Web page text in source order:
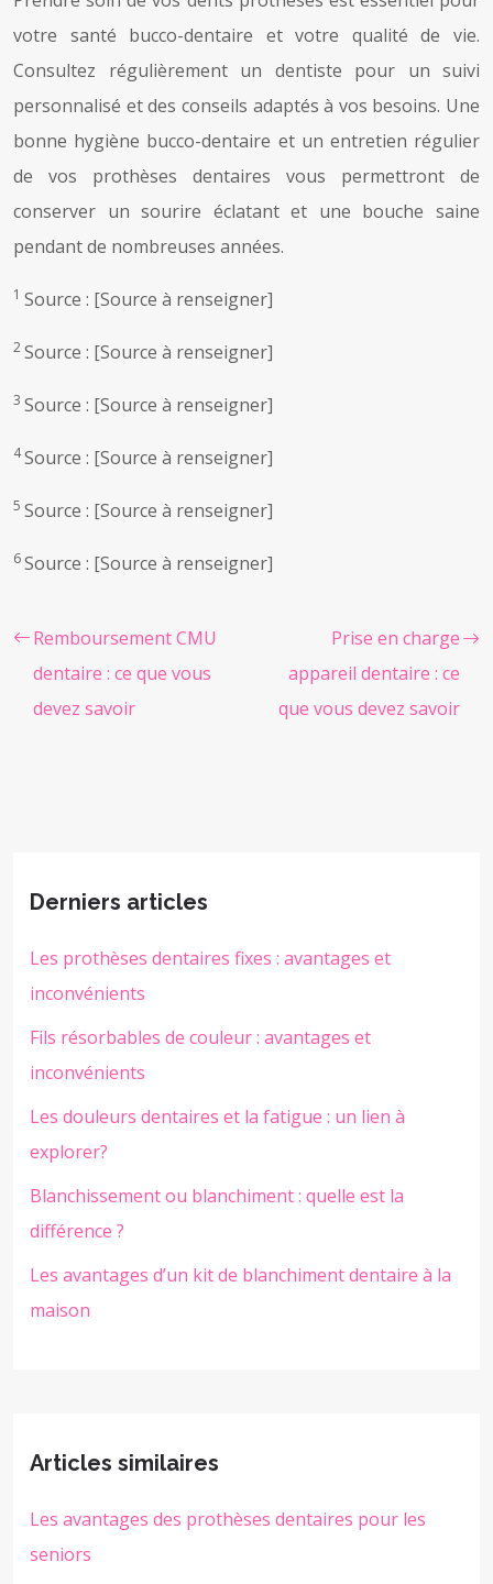
votre santé bucco-dentaire et votre qualité de vie.
Consultez régulièrement un dentiste pour un suivi
personnalisé et des conseils adaptés à vos besoins. Une
bonne hygiène bucco-dentaire et un entretien régulier
de vos prothèses dentaires vous permettront de
conserver un sourire éclatant et une bouche saine
pendant de nombreuses années.
1 Source : [Source à renseigner]
2Source : [Source à renseigner]
3 Source : [Source à renseigner]
4Source : [Source à renseigner]
5 Source : [Source à renseigner]
6Source : [Source à renseigner]
Remboursement CMU
dentaire : ce que vous
devez savoir
Prise en charge
appareil dentaire : ce
que vous devez savoir
Derniers articles
Les prothèses dentaires fixes : avantages et
inconvénients
Fils résorbables de couleur : avantages et
inconvénients
Les douleurs dentaires et la fatigue : un lien à
explorer?
Blanchissement ou blanchiment : quelle est la
différence ?
Les avantages d’un kit de blanchiment dentaire à la
maison
Articles similaires
Les avantages des prothèses dentaires pour les
seniors